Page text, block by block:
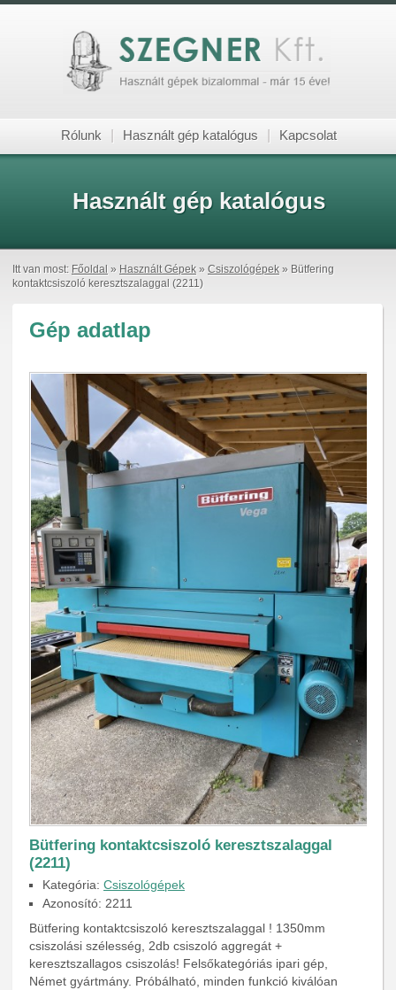
Rólunk Használt gép katalógus Kapcsolat
Használt gép katalógus
Itt van most: Főoldal » Használt Gépek » Csiszológépek » Bütfering
kontaktcsiszoló keresztszalaggal (2211)
Gép adatlap
Bütfering kontaktcsiszoló keresztszalaggal
(2211)
Kategória: Csiszológépek
Azonosító: 2211
Bütfering kontaktcsiszoló keresztszalaggal ! 1350mm
csiszolási szélesség, 2db csiszoló aggregát +
keresztszallagos csiszolás! Felsőkategóriás ipari gép,
Német gyártmány. Próbálható, minden funkció kiválóan